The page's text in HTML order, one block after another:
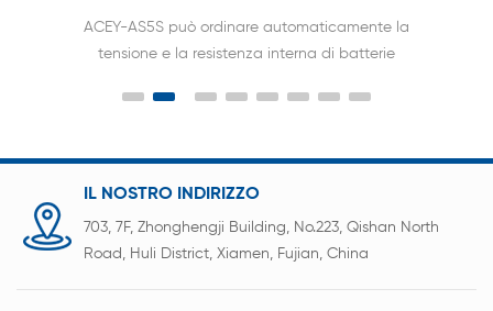
ACEY-AS5S può ordinare automaticamente la
tensione e la resistenza interna di batterie
IL NOSTRO INDIRIZZO
703, 7F, Zhonghengji Building, No.223, Qishan North
Road, Huli District, Xiamen, Fujian, China